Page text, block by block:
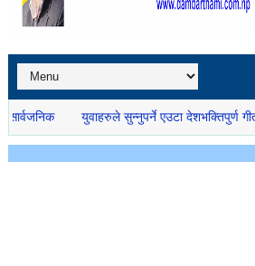
युवाहरुले सुन्नुपर्ने एउटा देशभक्तिपुर्ण गीत (युट्युवमा हेर्नुस्)